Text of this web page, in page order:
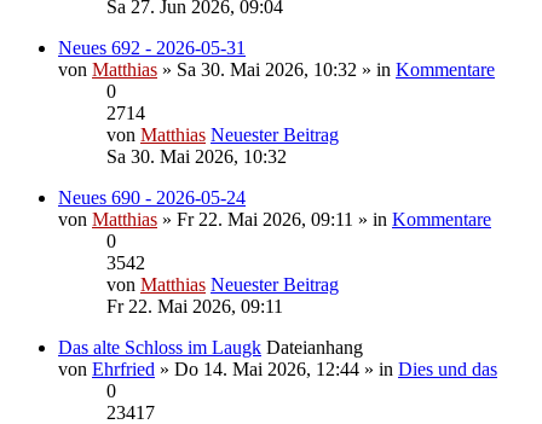
Sa 27. Jun 2026, 09:04
Neues 692 - 2026-05-31
von Matthias » Sa 30. Mai 2026, 10:32 » in Kommentare
0
2714
von Matthias Neuester Beitrag
Sa 30. Mai 2026, 10:32
Neues 690 - 2026-05-24
von Matthias » Fr 22. Mai 2026, 09:11 » in Kommentare
0
3542
von Matthias Neuester Beitrag
Fr 22. Mai 2026, 09:11
Das alte Schloss im Laugk Dateianhang
von Ehrfried » Do 14. Mai 2026, 12:44 » in Dies und das
0
23417